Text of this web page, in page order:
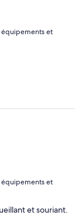
équipements et
équipements et
et souriant.